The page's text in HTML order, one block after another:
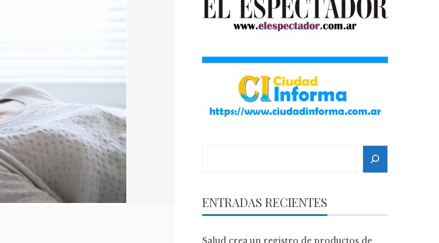
ENTRADAS RECIENTES
Salud crea un registro de productos de